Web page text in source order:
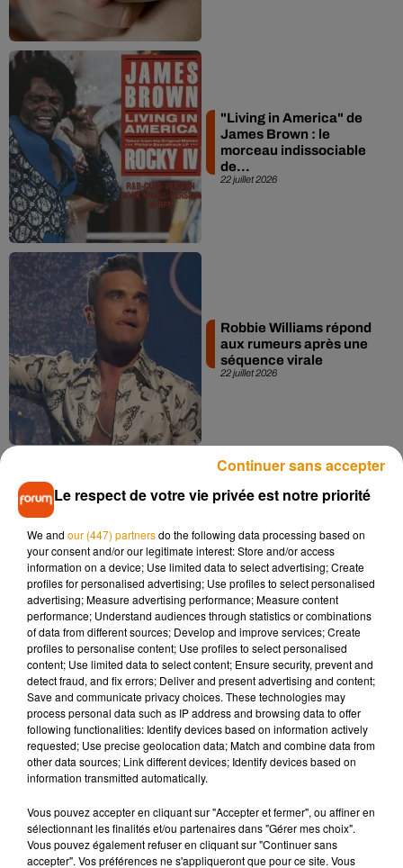
22 juillet 2026
"Living in America" de
James Brown : le
morceau indissociable
de...
22 juillet 2026
Robbie Williams répond
aux rumeurs après une
séquence virale
22 juillet 2026
Américains découvrent
qu’ils ont été échangés à
la...
Sans oreille depuis sa
naissance, Ava s’envole
aux États-Unis pour...
Le respect de votre vie privée est notre priorité
We and our (447) partnersdo the following data processing based on
your consent and/or our legitimate interest: Store and/or access
information on a device; Use limited data to select advertising; Create
profiles for personalised advertising; Use profiles to select personalised
advertising; Measure advertising performance; Measure content
performance; Understand audiences through statistics or combinations
of data from different sources; Develop and improve services; Create
profiles to personalise content; Use profiles to select personalised
content; Use limited data to select content; Ensure security, prevent and
detect fraud, and fix errors; Deliver and present advertising and content;
Save and communicate privacy choices. These technologies may
process personal data such as IP address and browsing data to offer
following functionalities: Identify devices based on information actively
requested; Use precise geolocation data; Match and combine data from
other data sources; Link different devices; Identify devices based on
information transmitted automatically.
Vous pouvez accepter en cliquant sur "Accepter et fermer", ou affiner en
sélectionnant les finalités et/ou partenaires dans "Gérer mes choix".
Vous pouvez également refuser en cliquant sur "Continuer sans
accepter". Vos préférences ne s'appliqueront que pour ce site. Vous
Continuer sans accepter